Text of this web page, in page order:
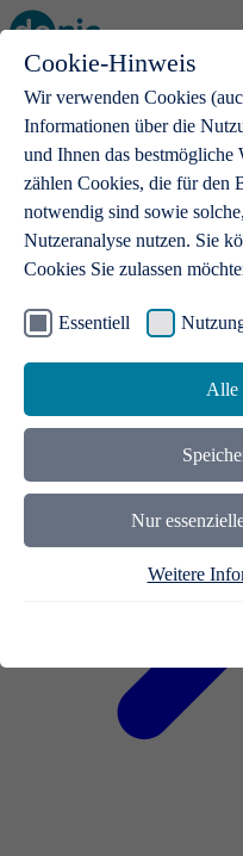
Cookie-Hinweis
Wir verwenden Cookies
Informationen über die
und Ihnen das bestmögliche
zählen Cookies, die für den
notwendig sind sowie
Nutzeranalyse nutzen. Sie
Cookies Sie zulassen
Essentiell
Alle
Nur
Weitere
Open main menu
.de-Domains
Mit einer .de-Domain erhalten